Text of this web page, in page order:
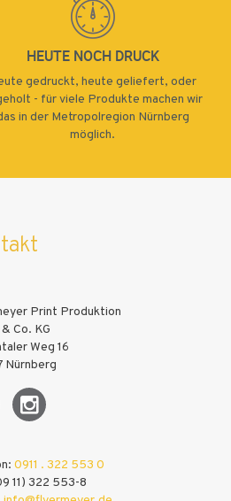
HEUTE NOCH DRUCK
gedruckt, heute geliefert, oder
- für viele Produkte machen wir
in der Metropolregion Nürnberg
möglich.
Print Produktion
Co. KG
Weg 16
Nürnberg
0911 . 322 553 0
11) 322 553-8